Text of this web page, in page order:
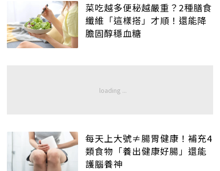
菜吃越多便秘越嚴重？2種膳食
纖維「這樣搭」才順！還能降
膽固醇穩血糖
每天上大號≠腸胃健康！補充4
類食物「養出健康好腸」還能
護腦養神